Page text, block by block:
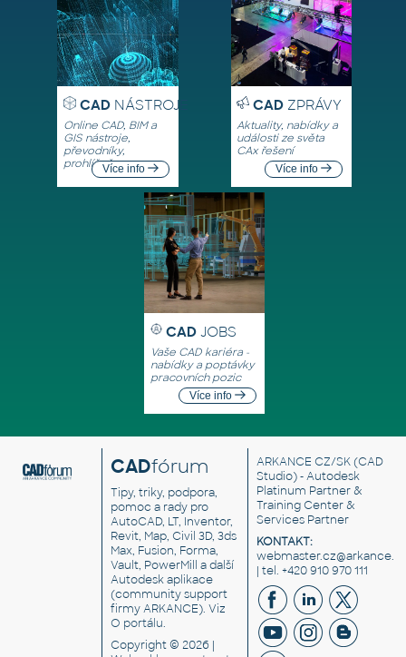
CADNÁSTROJE
Online CAD, BIM a
GIS nástroje,
převodníky,
prohlížečeVíce info
CADZPRÁVY
Aktuality, nabídky a
události ze světa
CAx řešení
Více info
CAD JOBS
Vaše CAD kariéra -
nabídky a poptávky
pracovních pozic
Více info
CADfórum
Tipy, triky, podpora,
pomoc a rady pro
AutoCAD, LT, Inventor,
Revit, Map, Civil 3D, 3ds
Max, Fusion, Forma,
Vault, PowerMill a další
Autodesk aplikace
(community support
firmy ARKANCE). Viz
O portálu.
Copyright © 2026 |
ARKANCE CZ/SK(CAD
Studio) - Autodesk
Platinum Partner &
Training Center &
Services Partner
KONTAKT:
| tel. +420 910 970 111